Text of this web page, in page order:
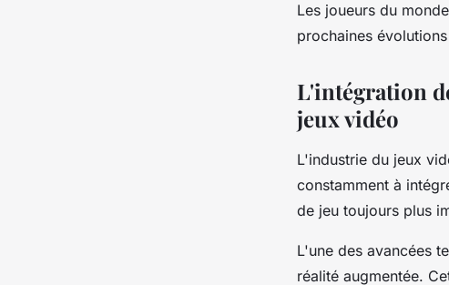
Les joueurs du monde
prochaines
L'intégration
jeux vidéo
L'industrie du jeux
constamment à
de jeu toujours plus
L'une des avancées
réalité augmentée.